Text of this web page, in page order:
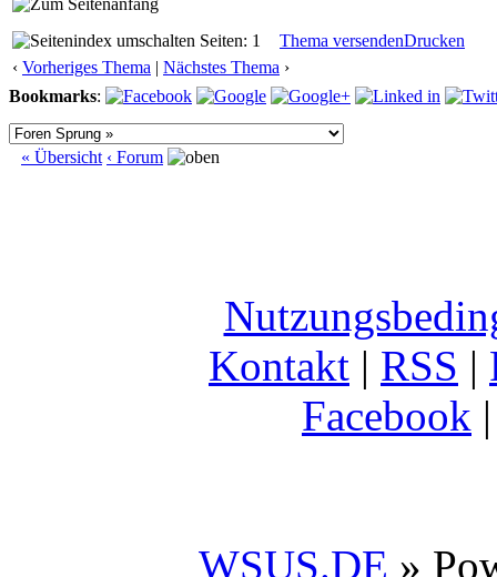
Seiten: 1 Thema versendenDrucken
‹ Vorheriges Thema | Nächstes Thema ›
Bookmarks:
« Übersicht ‹ Forum
Kontakt | RSS |
Facebook
WSUS.DE »